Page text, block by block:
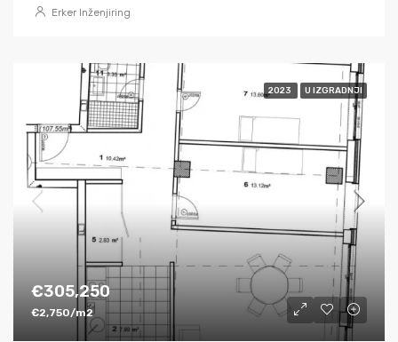
Erker Inženjiring
2023 U IZGRADNJI
€305,250
€2,750/m2